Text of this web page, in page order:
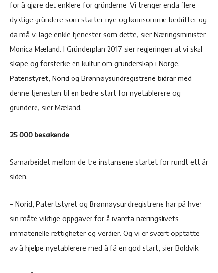
for å gjøre det enklere for gründerne. Vi trenger enda flere
dyktige gründere som starter nye og lønnsomme bedrifter og
da må vi lage enkle tjenester som dette, sier Næringsminister
Monica Mæland. I Gründerplan 2017 sier regjeringen at vi skal
skape og forsterke en kultur om gründerskap i Norge.
Patenstyret, Norid og Brønnøysundregistrene bidrar med
denne tjenesten til en bedre start for nyetablerere og
gründere, sier Mæland.
25 000 besøkende
Samarbeidet mellom de tre instansene startet for rundt ett år
siden.
– Norid, Patentstyret og Brønnøysundregistrene har på hver
sin måte viktige oppgaver for å ivareta næringslivets
immaterielle rettigheter og verdier. Og vi er svært opptatte
av å hjelpe nyetablerere med å få en god start, sier Boldvik.